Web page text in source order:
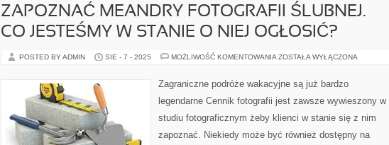
ZAPOZNAĆ MEANDRY FOTOGRAFII ŚLUBNEJ.
CO JESTEŚMY W STANIE O NIEJ OGŁOSIĆ?
POSTED BY ADMIN SIE - 7 - 2025 MOŻLIWOŚĆ KOMENTOWANIA Z
POSTANAWIA
ZAPOZNAĆ
FOTOGRAFII
CO
W
ZOSTAŁA WYŁĄCZONA
Zagraniczne podróże wakacyjne są już bardzo
legendarne Cennik fotografii jest zawsze wywieszony w
studiu fotograficznym żeby klienci w stanie się z nim
zapoznać. Niekiedy może być również dostępny na